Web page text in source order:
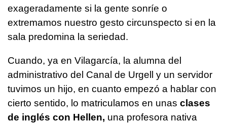
exageradamente si la gente sonríe o
extremamos nuestro gesto circunspecto si en la
sala predomina la seriedad.
Cuando, ya en Vilagarcía, la alumna del
administrativo del Canal de Urgell y un servidor
tuvimos un hijo, en cuanto empezó a hablar con
cierto sentido, lo matriculamos en unas clases
de inglés con Hellen, una profesora nativa